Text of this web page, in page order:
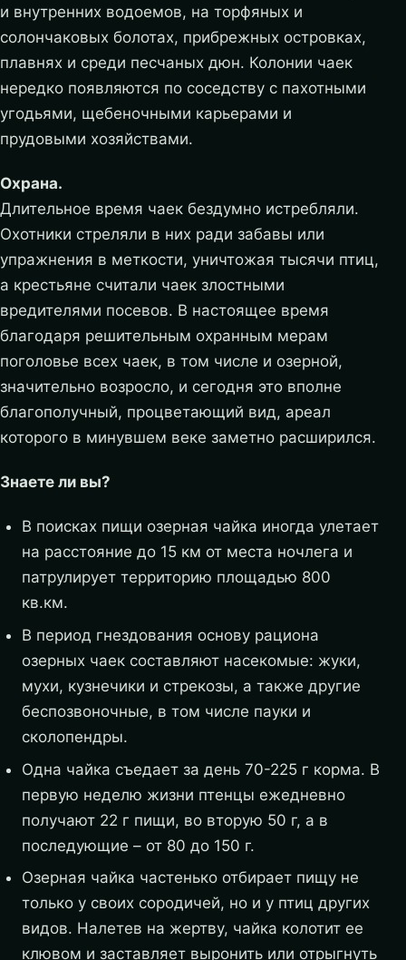
и внутренних водоемов, на торфяных и
солончаковых болотах, прибрежных островках,
плавнях и среди песчаных дюн. Колонии чаек
нередко появляются по соседству с пахотными
угодьями, щебеночными карьерами и
прудовыми хозяйствами.
Охрана.
Длительное время чаек бездумно истребляли.
Охотники стреляли в них ради забавы или
упражнения в меткости, уничтожая тысячи птиц,
а крестьяне считали чаек злостными
вредителями посевов. В настоящее время
благодаря решительным охранным мерам
поголовье всех чаек, в том числе и озерной,
значительно возросло, и сегодня это вполне
благополучный, процветающий вид, ареал
которого в минувшем веке заметно расширился.
Знаете ли вы?
В поисках пищи озерная чайка иногда улетает
на расстояние до 15 км от места ночлега и
патрулирует территорию площадью 800
кв.км.
В период гнездования основу рациона
озерных чаек составляют насекомые: жуки,
мухи, кузнечики и стрекозы, а также другие
беспозвоночные, в том числе пауки и
сколопендры.
Одна чайка съедает за день 70-225 г корма. В
первую неделю жизни птенцы ежедневно
получают 22 г пищи, во вторую 50 г, а в
последующие – от 80 до 150 г.
Озерная чайка частенько отбирает пищу не
только у своих сородичей, но и у птиц других
видов. Налетев на жертву, чайка колотит ее
клювом и заставляет выронить или отрыгнуть